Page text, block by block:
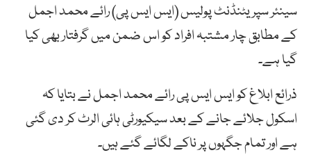
سینئر سپریٹنڈنٹ پولیس (ایس ایس پی) رائے محمد اجمل
کے مطابق چار مشتبہ افراد کو اس ضمن میں گرفتار بھی کیا
گیا ہے۔
ذرائع ابلاغ کو ایس ایس پی رائے محمد اجمل نے بتایا کہ
اسکول جلائے جانے کے بعد سیکیورٹی ہائی الرٹ کر دی گئی
ہے اور تمام جگہوں پر ناکے لگائے گئے ہیں۔